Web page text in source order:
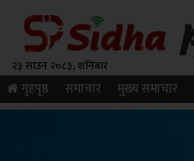
२३ साउन २०८३, शनिबार
गृहपृष्ठ समाचार मुख्य समाचार